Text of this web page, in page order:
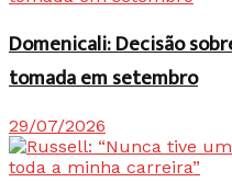
Domenicali: Decisão
tomada em setembro
29/07/2026